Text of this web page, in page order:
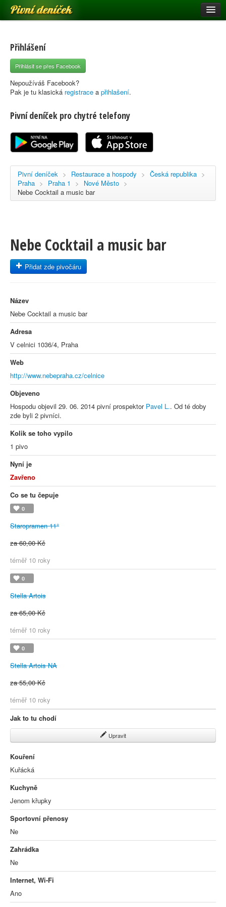
Pivní deníček
Pivní mapa
Pivní značky
Nápověda
Registrace
Přihlášení
Přihlásit se přes Facebook
Nepoužíváš Facebook?
Pak je tu klasická registrace a přihlašení.
Pivní deníček pro chytré telefony
Pivní deníček > Restaurace a hospody > Česká republika >
Praha > Praha 1 > Nové Město >
Nebe Cocktail a music bar
Nebe Cocktail a music bar
Přidat zde pivočáru
Název
Nebe Cocktail a music bar
Adresa
V celnici 1036/4, Praha
Web
http://www.nebepraha.cz/celnice
Objeveno
Hospodu objevil 29. 06. 2014 pivní prospektor Pavel L.. Od té doby
zde byli 2 pivníci.
Kolik se toho vypilo
1 pivo
Nyní je
Zavřeno
Co se tu čepuje
0
Staropramen 11°
za 60,00 Kč
téměř 10 roky
0
Stella Artois
za 65,00 Kč
téměř 10 roky
0
Stella Artois NA
za 55,00 Kč
téměř 10 roky
Jak to tu chodí
Upravit
Kouření
Kuřácká
Kuchyně
Jenom křupky
Sportovní přenosy
Ne
Zahrádka
Ne
Internet, Wi-Fi
Ano